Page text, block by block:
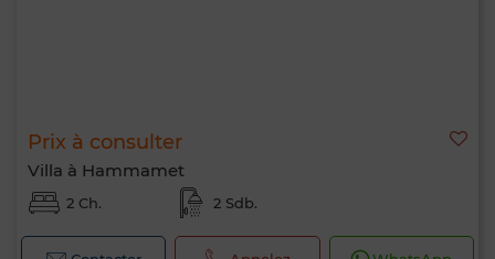
Prix à consulter
Villa à Hammamet
2 Ch. 2 Sdb.